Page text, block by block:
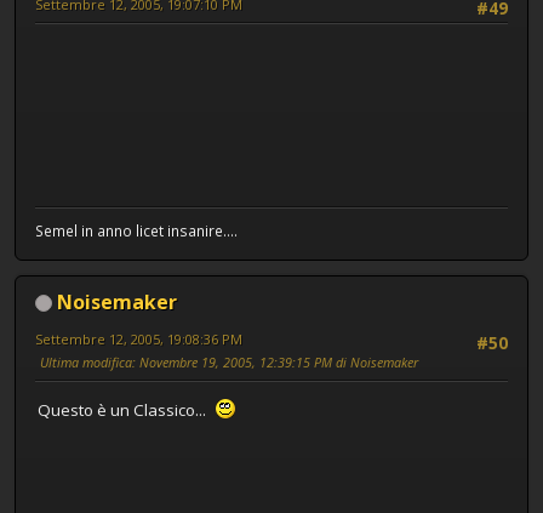
#49
Settembre 12, 2005, 19:07:10 PM
Semel in anno licet insanire....
Noisemaker
#50
Settembre 12, 2005, 19:08:36 PM
Ultima modifica: Novembre 19, 2005, 12:39:15 PM di Noisemaker
Questo è un Classico...